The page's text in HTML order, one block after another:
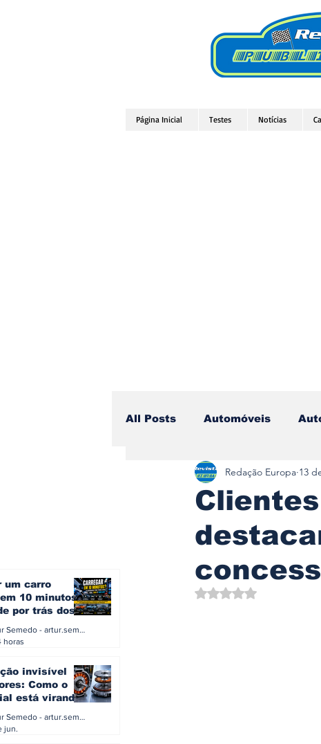
Página Inicial Testes Notícias
um carro
10 minutos?
por trás dos
Artur Semedo - artur.semedo@publiracing.pt
horas
invisível
Como o
está virando
Artur Semedo - artur.semedo@publiracing.pt
jun.
All Posts Automóveis
Camiões Lazer
Branding & Estratégia
Redação Europa 13
Avaliado com NaN de